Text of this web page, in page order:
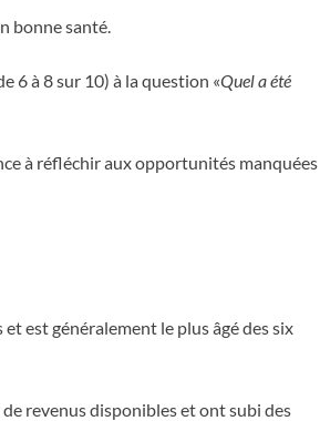
bonne santé.
6 à 8 sur 10) à la question «Quel a été
à réfléchir aux opportunités manquées
est généralement le plus âgé des six
revenus disponibles et ont subi des